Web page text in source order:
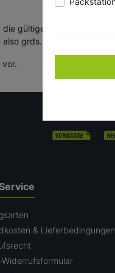
gültige MwSt. nicht
grds. die nötigen Mittel
& Lieferbedingungen
Widerrufsformular